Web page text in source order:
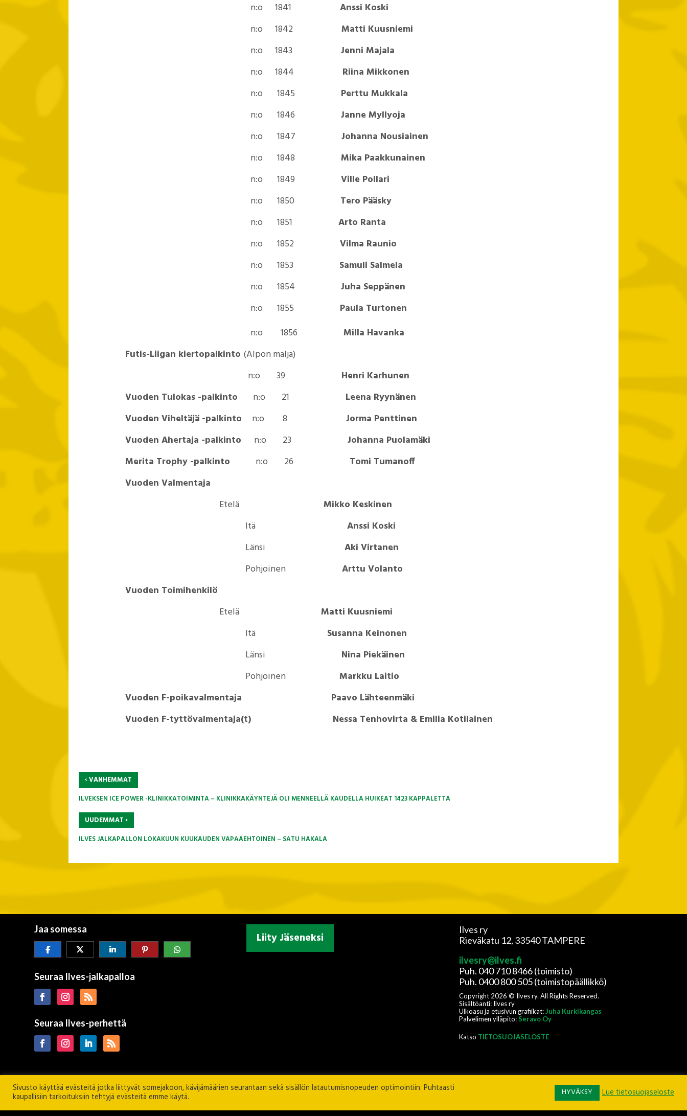
n:o 1841 Anssi Koski
n:o 1842 Matti Kuusniemi
n:o 1843 Jenni Majala
n:o 1844 Riina Mikkonen
n:o 1845 Perttu Mukkala
n:o 1846 Janne Myllyoja
n:o 1847 Johanna Nousiainen
n:o 1848 Mika Paakkunainen
n:o 1849 Ville Pollari
n:o 1850 Tero Pääsky
n:o 1851 Arto Ranta
n:o 1852 Vilma Raunio
n:o 1853 Samuli Salmela
n:o 1854 Juha Seppänen
n:o 1855 Paula Turtonen
n:o
1856 Milla Havanka
Futis-Liigan kiertopalkinto (Alpon malja)
n:o 39 Henri Karhunen
Vuoden Tulokas -palkinto n:o 21 Leena Ryynänen
Vuoden Viheltäjä -palkinto n:o 8 Jorma Penttinen
Vuoden Ahertaja -palkinto n:o 23 Johanna Puolamäki
Merita Trophy -palkinto n:o 26 Tomi Tumanoff
Vuoden Valmentaja
Etelä Mikko Keskinen
Itä
Anssi Koski
Länsi
Aki Virtanen
Pohjoinen Arttu Volanto
Vuoden Toimihenkilö
Etelä Matti Kuusniemi
Itä Susanna Keinonen
Länsi
Nina Piekäinen
Pohjoinen Markku Laitio
Vuoden F-poikavalmentaja Paavo Lähteenmäki
Vuoden F-tyttövalmentaja(t) Nessa Tenhovirta & Emilia Kotilainen
‹VANHEMMAT
ILVEKSEN ICE POWER -KLINIKKATOIMINTA – KLINIKKAKÄYNTEJÄ OLI MENNEELLÄ KAUDELLA HUIKEAT 1423 KAPPALETTA
UUDEMMAT›
ILVES JALKAPALLON LOKAKUUN KUUKAUDEN VAPAAEHTOINEN – SATU HAKALA
Jaa somessa
Seuraa Ilves-jalkapalloa
Seuraa Ilves-perhettä
Liity Jäseneksi
Ilves ry
Rieväkatu 12, 33540 TAMPERE
ilvesry@ilves.fi
Puh. 040 710 8466 (toimisto)
Puh. 0400 800 505 (toimistopäällikkö)
Copyright 2026 © Ilves ry. All Rights Reserved.
Sisältöanti: Ilves ry
Ulkoasu ja etusivun grafiikat: Juha Kurkikangas
Palvelimen ylläpito:Seravo Oy
Katso TIETOSUOJASELOSTE
Sivusto käyttää evästeitä jotka liittyvät somejakoon, kävijämäärien seurantaan sekä sisällön latautumisnopeuden optimointiin. Puhtaasti
kaupallisiin tarkoituksiin tehtyjä evästeitä emme käytä. HYVÄKSY Lue tietosuojaseloste